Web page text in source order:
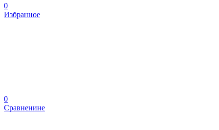
0
Избранное
0
Сравненине